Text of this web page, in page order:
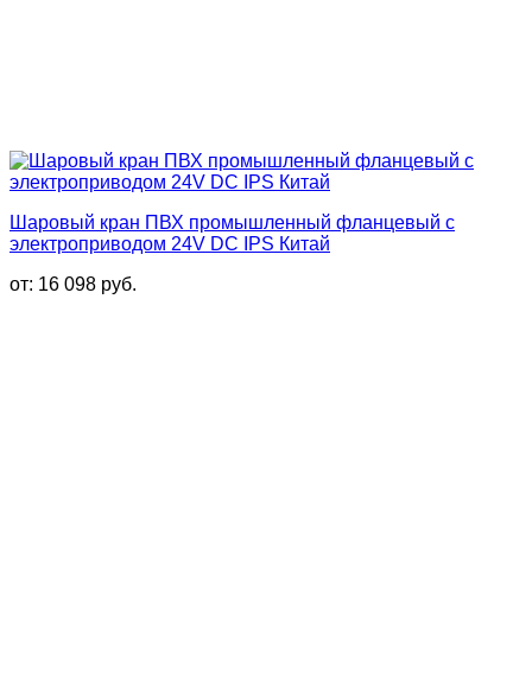
Шаровый кран ПВХ промышленный фланцевый с
электроприводом 24V DC IPS Китай
от: 16 098 руб.